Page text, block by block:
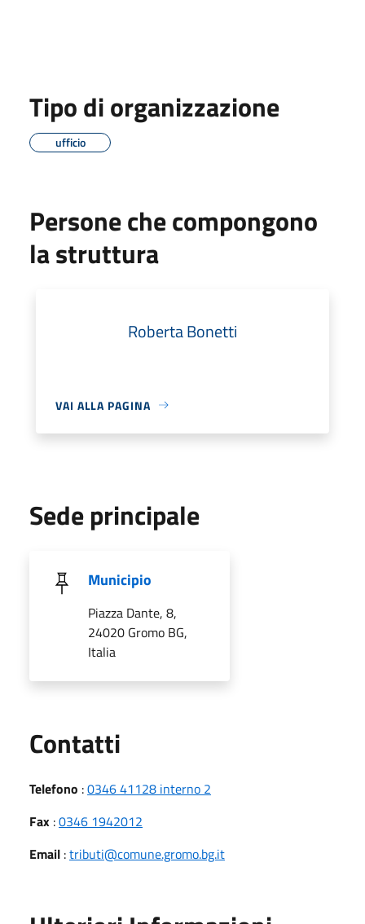
Tipo di organizzazione
ufficio
Persone che compongono
la struttura
Roberta Bonetti
VAI ALLA PAGINA
Sede principale
Municipio
Piazza Dante, 8,
24020 Gromo BG,
Italia
Contatti
Telefono :0346 41128 interno 2
Fax :0346 1942012
Email :tributi@comune.gromo.bg.it